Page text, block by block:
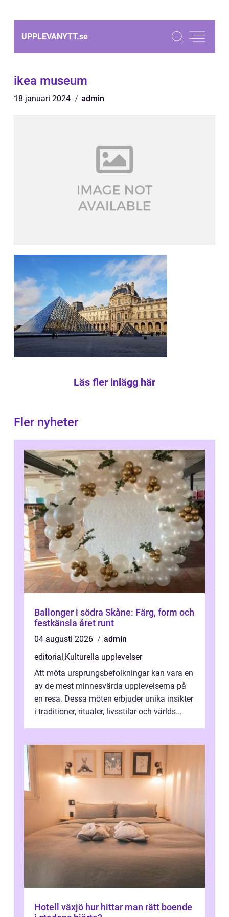
UPPLEVANYTT.se
ikea museum
18 januari 2024 admin
Läs fler inlägg här
Fler nyheter
Ballonger i södra Skåne: Färg, form och
festkänsla året runt
04 augusti 2026
admin
editorial,Kulturella upplevelser
Att möta ursprungsbefolkningar kan vara en
av de mest minnesvärda upplevelserna på
en resa. Dessa möten erbjuder unika insikter
i traditioner, ritualer, livsstilar och världs...
Hotell växjö hur hittar man rätt boende